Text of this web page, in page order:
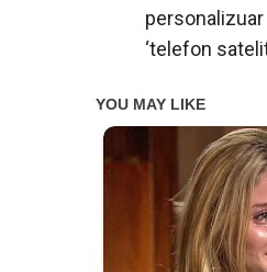
‘telefon